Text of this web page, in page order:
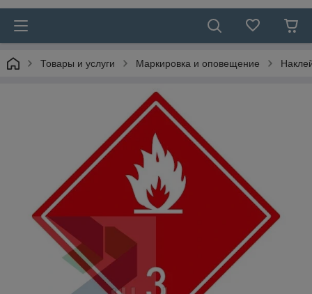
Товары и услуги Маркировка и оповещение